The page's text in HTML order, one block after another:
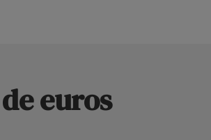
euros